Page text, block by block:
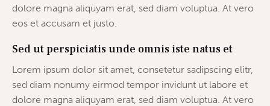
dolore magna aliquyam erat, sed diam voluptua. At vero
eos et accusam et justo.
Sed ut perspiciatis unde omnis iste natus et
Lorem ipsum dolor sit amet, consetetur sadipscing elitr,
sed diam nonumy eirmod tempor invidunt ut labore et
dolore magna aliquyam erat, sed diam voluptua. At vero